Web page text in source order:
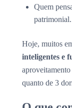
Quem
patrimonial.
Hoje, muitos
inteligentes e
aproveitamento
quanto de 3